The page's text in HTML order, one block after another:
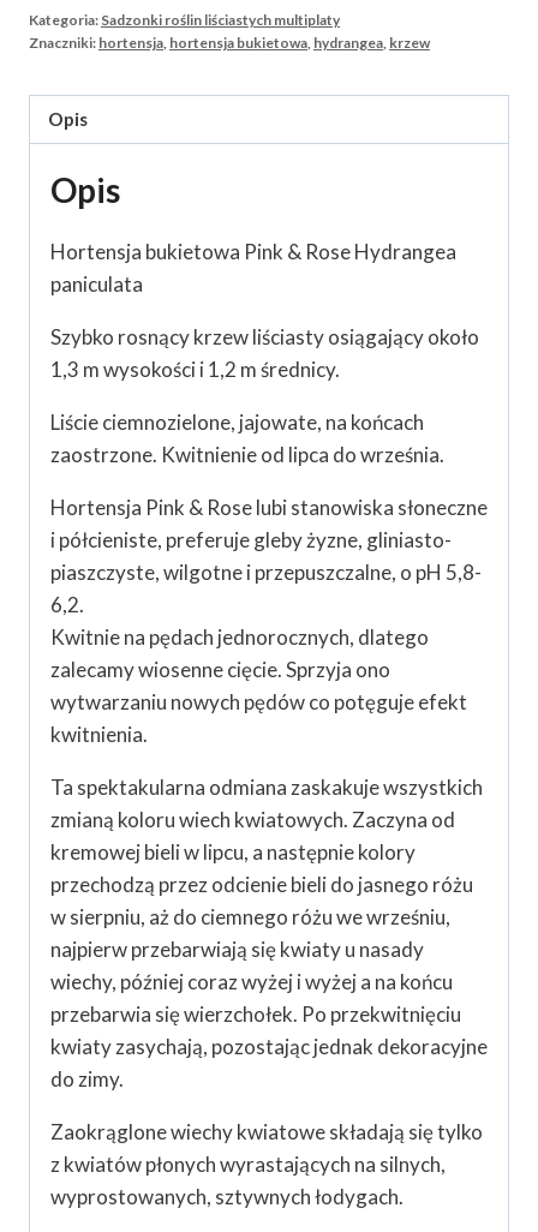
Kategoria: Sadzonki roślin liściastych multiplaty
Znaczniki: hortensja hortensja bukietowa hydrangea krzew
Opis
Opis
Hortensja bukietowa Pink & Rose Hydrangea
paniculata
Szybko rosnący krzew liściasty osiągający około
1,3 m wysokości i 1,2 m średnicy.
Liście ciemnozielone, jajowate, na końcach
zaostrzone. Kwitnienie od lipca do września.
Hortensja Pink & Rose lubi stanowiska słoneczne
i półcieniste, preferuje gleby żyzne, gliniasto-
piaszczyste, wilgotne i przepuszczalne, o pH 5,8-
6,2.
Kwitnie na pędach jednorocznych, dlatego
zalecamy wiosenne cięcie. Sprzyja ono
wytwarzaniu nowych pędów co potęguje efekt
kwitnienia.
Ta spektakularna odmiana zaskakuje wszystkich
zmianą koloru wiech kwiatowych. Zaczyna od
kremowej bieli w lipcu, a następnie kolory
przechodzą przez odcienie bieli do jasnego różu
w sierpniu, aż do ciemnego różu we wrześniu,
najpierw przebarwiają się kwiaty u nasady
wiechy, później coraz wyżej i wyżej a na końcu
przebarwia się wierzchołek. Po przekwitnięciu
kwiaty zasychają, pozostając jednak dekoracyjne
do zimy.
Zaokrąglone wiechy kwiatowe składają się tylko
z kwiatów płonych wyrastających na silnych,
wyprostowanych, sztywnych łodygach.